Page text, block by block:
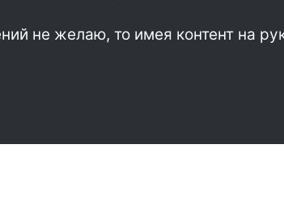
не желаю, то имея контент на